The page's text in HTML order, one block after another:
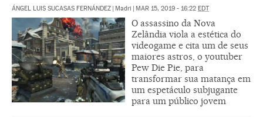
ÁNGEL LUIS SUCASAS FERNÁNDEZ | Madri | MAR 15, 2019 - 16:22 EDT
O assassino da Nova
Zelândia viola a estética do
videogame e cita um de seus
maiores astros, o youtuber
Pew Die Pie, para
transformar sua matança em
um espetáculo subjugante
para um público jovem